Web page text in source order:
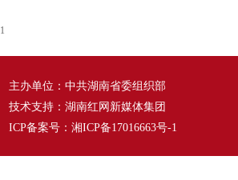
1
主办单位：中共湖南省委组织部
技术支持：湖南红网新媒体集团
ICP备案号： 湘ICP备17016663号-1